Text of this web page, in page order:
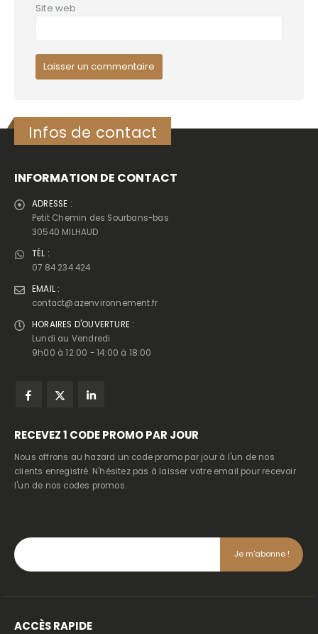
Site web
Infos de contact
INFORMATION DE CONTACT
ADRESSE :
Petit Chemin des Sourbans-bas
30540 MILHAUD
TÉL :
07 84 234 424
EMAIL :
contact@azenvironnement.fr
HORAIRES D'OUVERTURE :
Lundi au Vendredi
9h00 à 12:00 - 14:00 à 18:00
RECEVEZ1 CODE PROMO PAR JOUR
Nous offrons au hazard un code promo par jour à l'un de nos
clients enregistré. N'hésitez pas à laisser votre email pour recevoir
l'un de nos codes promos.
ACCÈS RAPIDE